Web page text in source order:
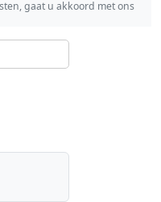
gaat u akkoord met ons